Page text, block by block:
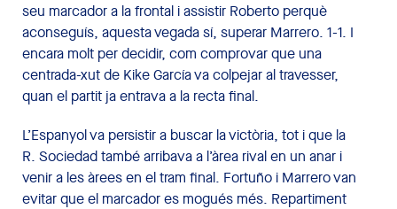
seu marcador a la frontal i assistir Roberto perquè
aconseguís, aquesta vegada sí, superar Marrero. 1-1. I
encara molt per decidir, com comprovar que una
centrada-xut de Kike García va colpejar al travesser,
quan el partit ja entrava a la recta final.
L’Espanyol va persistir a buscar la victòria, tot i que la
R. Sociedad també arribava a l’àrea rival en un anar i
venir a les àrees en el tram final. Fortuño i Marrero van
evitar que el marcador es mogués més. Repartiment